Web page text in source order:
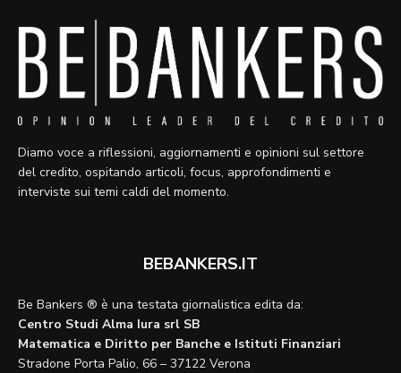
Diamo voce a riflessioni, aggiornamenti e opinioni sul settore
del credito, ospitando articoli, focus, approfondimenti e
interviste sui temi caldi del momento.
BEBANKERS.IT
Be Bankers ® è una testata giornalistica edita da:
Centro Studi Alma Iura srl SB
Matematica e Diritto per Banche e Istituti Finanziari
Stradone Porta Palio, 66 – 37122 Verona